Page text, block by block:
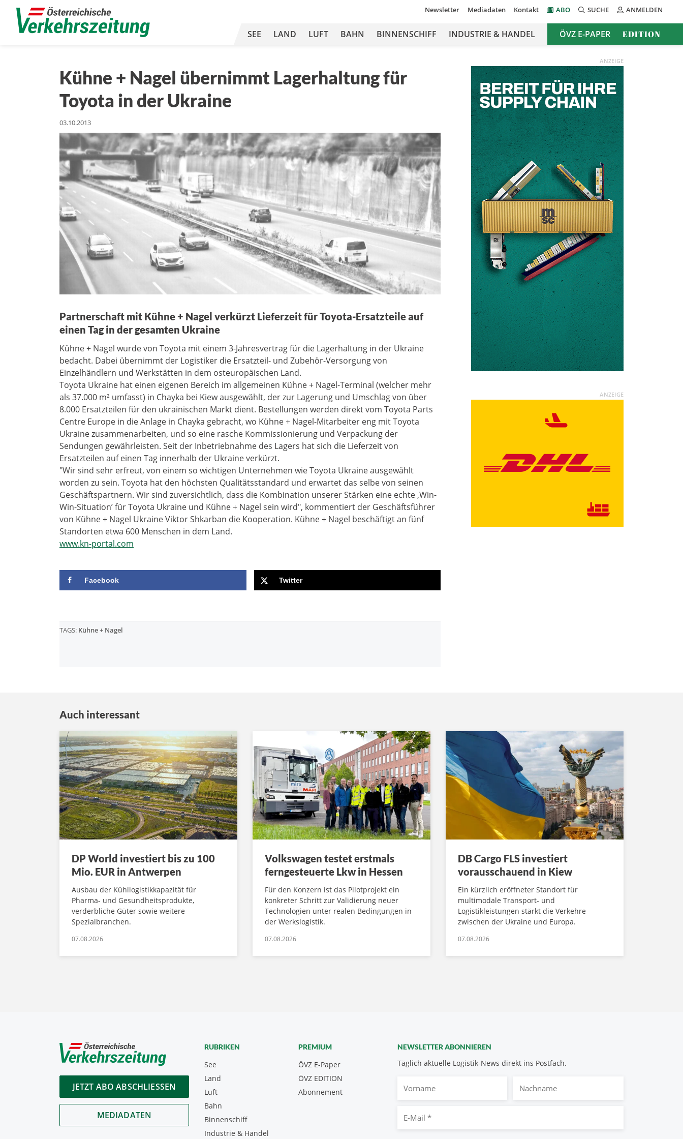
Newsletter Mediadaten Kontakt ABO SUCHE ANMELDEN
SEE LAND LUFT BAHN BINNENSCHIFF INDUSTRIE & HANDEL ÖVZ E-PAPER EDITION
Kühne + Nagel übernimmt Lagerhaltung für
Toyota in der Ukraine
03.10.2013
Partnerschaft mit Kühne + Nagel verkürzt Lieferzeit für Toyota-Ersatzteile auf
einen Tag in der gesamten Ukraine
Kühne + Nagel wurde von Toyota mit einem 3-Jahresvertrag für die Lagerhaltung in der Ukraine
bedacht. Dabei übernimmt der Logistiker die Ersatzteil- und Zubehör-Versorgung von
Einzelhändlern und Werkstätten in dem osteuropäischen Land.
Toyota Ukraine hat einen eigenen Bereich im allgemeinen Kühne + Nagel-Terminal (welcher mehr
als 37.000 m² umfasst) in Chayka bei Kiew ausgewählt, der zur Lagerung und Umschlag von über
8.000 Ersatzteilen für den ukrainischen Markt dient. Bestellungen werden direkt vom Toyota Parts
Centre Europe in die Anlage in Chayka gebracht, wo Kühne + Nagel-Mitarbeiter eng mit Toyota
Ukraine zusammenarbeiten, und so eine rasche Kommissionierung und Verpackung der
Sendungen gewährleisten. Seit der Inbetriebnahme des Lagers hat sich die Lieferzeit von
Ersatzteilen auf einen Tag innerhalb der Ukraine verkürzt.
"Wir sind sehr erfreut, von einem so wichtigen Unternehmen wie Toyota Ukraine ausgewählt
worden zu sein. Toyota hat den höchsten Qualitätsstandard und erwartet das selbe von seinen
Geschäftspartnern. Wir sind zuversichtlich, dass die Kombination unserer Stärken eine echte ‚Win-
Win-Situation’ für Toyota Ukraine und Kühne + Nagel sein wird", kommentiert der Geschäftsführer
von Kühne + Nagel Ukraine Viktor Shkarban die Kooperation. Kühne + Nagel beschäftigt an fünf
Standorten etwa 600 Menschen in dem Land.
www.kn-portal.com
Facebook Twitter
TAGS: Kühne + Nagel
ANZEIGE
ANZEIGE
Auch interessant
DP World investiert bis zu 100
Mio. EUR in Antwerpen
Ausbau der Kühllogistikkapazität für
Pharma- und Gesundheitsprodukte,
verderbliche Güter sowie weitere
Spezialbranchen.
07.08.2026
Volkswagen testet erstmals
ferngesteuerte Lkw in Hessen
Für den Konzern ist das Pilotprojekt ein
konkreter Schritt zur Validierung neuer
Technologien unter realen Bedingungen in
der Werkslogistik.
07.08.2026
DB Cargo FLS investiert
vorausschauend in Kiew
Ein kürzlich eröffneter Standort für
multimodale Transport- und
Logistikleistungen stärkt die Verkehre
zwischen der Ukraine und Europa.
07.08.2026
JETZT ABO ABSCHLIESSEN
MEDIADATEN
NEWSLETTER ABONNIEREN
Täglich aktuelle Logistik-News direkt ins Postfach.
Mail
RUBRIKEN
See
Land
Luft
Bahn
Binnenschiff
Industrie & Handel
PREMIUM
ÖVZ E-Paper
Abonnement
ÖVZ EDITION